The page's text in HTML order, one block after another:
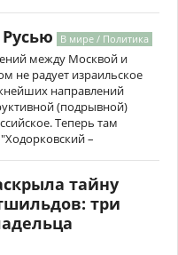
В мире / Политика
между Москвой и
не радует израильское
направлений
(подрывной)
Теперь там
–
тайну
три